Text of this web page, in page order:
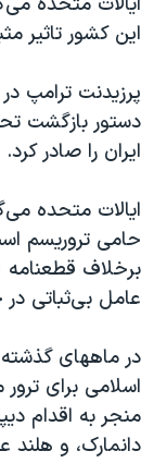
این کشور تاثیر
پرزیدنت ترامپ
دستور بازگشت
ایران را صادر کرد.
ایالات متحده
حامی تروریسم
عامل بی‌ثباتی در
در ماههای
اسلامی برای
منجر به اقدام
دانمارک، و هلند